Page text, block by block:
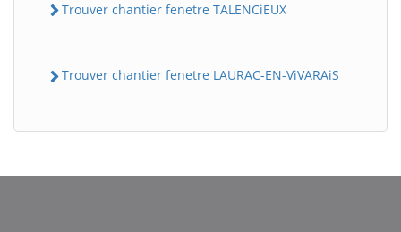
Trouver chantier fenetre TALENCiEUX
Trouver chantier fenetre LAURAC-EN-ViVARAiS